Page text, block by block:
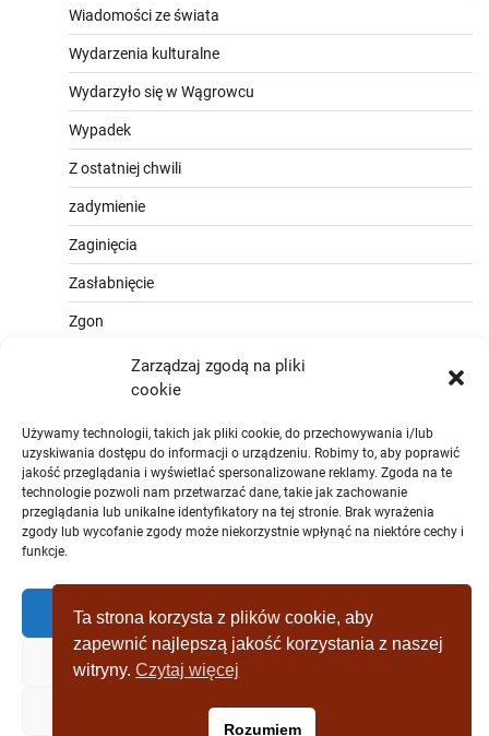
Zarządzaj zgodą na pliki
cookie
Używamy technologii, takich jak pliki cookie, do przechowywania i/lub
uzyskiwania dostępu do informacji o urządzeniu. Robimy to, aby poprawić
jakość przeglądania i wyświetlać spersonalizowane reklamy. Zgoda na te
technologie pozwoli nam przetwarzać dane, takie jak zachowanie
przeglądania lub unikalne identyfikatory na tej stronie. Brak wyrażenia
zgody lub wycofanie zgody może niekorzystnie wpłynąć na niektóre cechy i
funkcje.
Zaakceptować
Zaprzeczyć
Zobacz preferencje
Wiadomości ze świata
Wydarzenia kulturalne
Wydarzyło się w Wągrowcu
Wypadek
Z ostatniej chwili
zadymienie
Zaginięcia
Zasłabnięcie
Zgon
Copyright © [2019 - 2025] wagrowiec-
Ta strona korzysta z plików cookie, aby
zapewnić najlepszą jakość korzystania z naszej
witryny.Czytaj więcej
Rozumiem